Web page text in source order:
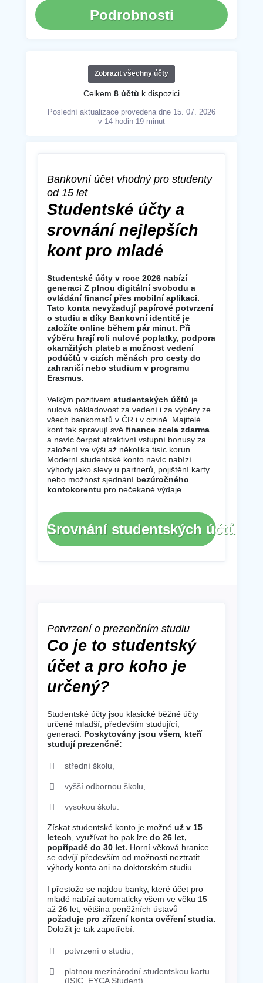
Podrobnosti
Zobrazit všechny účty
Celkem 8 účtů k dispozici
Poslední aktualizace provedena dne 15. 07. 2026
v 14 hodin 19 minut
Bankovní účet vhodný pro studenty
od 15 let
Studentské účty a
srovnání nejlepších
kont pro mladé
Studentské účty v roce 2026 nabízí
generaci Z plnou digitální svobodu a
ovládání financí přes mobilní aplikaci.
Tato konta nevyžadují papírové potvrzení
o studiu a díky Bankovní identitě je
založíte online během pár minut. Při
výběru hrají roli nulové poplatky, podpora
okamžitých plateb a možnost vedení
podúčtů v cizích měnách pro cesty do
zahraničí nebo studium v programu
Erasmus.
Velkým pozitivem studentských účtů je
nulová nákladovost za vedení i za výběry ze
všech bankomatů v ČR i v cizině. Majitelé
kont tak spravují své finance zcela zdarma
a navíc čerpat atraktivní vstupní bonusy za
založení ve výši až několika tisíc korun.
Moderní studentské konto navíc nabízí
výhody jako slevy u partnerů, pojištění karty
nebo možnost sjednání bezúročného
kontokorentu pro nečekané výdaje.
Srovnání studentských účtů
Potvrzení o prezenčním studiu
Co je to studentský
účet a pro koho je
určený?
Studentské účty jsou klasické běžné účty
určené mladší, především studující,
generaci. Poskytovány jsou všem, kteří
studují prezenčně:
střední školu,
vyšší odbornou školu,
vysokou školu.
Získat studentské konto je možné už v 15
letech , využívat ho pak lze do 26 let,
popřípadě do 30 let. Horní věková hranice
se odvíjí především od možnosti neztratit
výhody konta ani na doktorském studiu.
I přestože se najdou banky, které účet pro
mladé nabízí automaticky všem ve věku 15
až 26 let, většina peněžních ústavů
požaduje pro zřízení konta ověření studia.
Doložit je tak zapotřebí:
potvrzení o studiu,
platnou mezinárodní studentskou kartu
(ISIC, EYCA Student).